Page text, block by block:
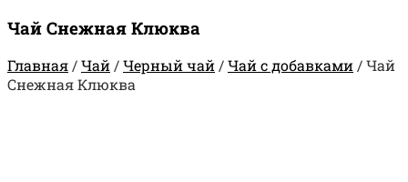
Чай Снежная Клюква
Главная/Чай/Черный чай/Чай с добавками/Чай
Снежная Клюква